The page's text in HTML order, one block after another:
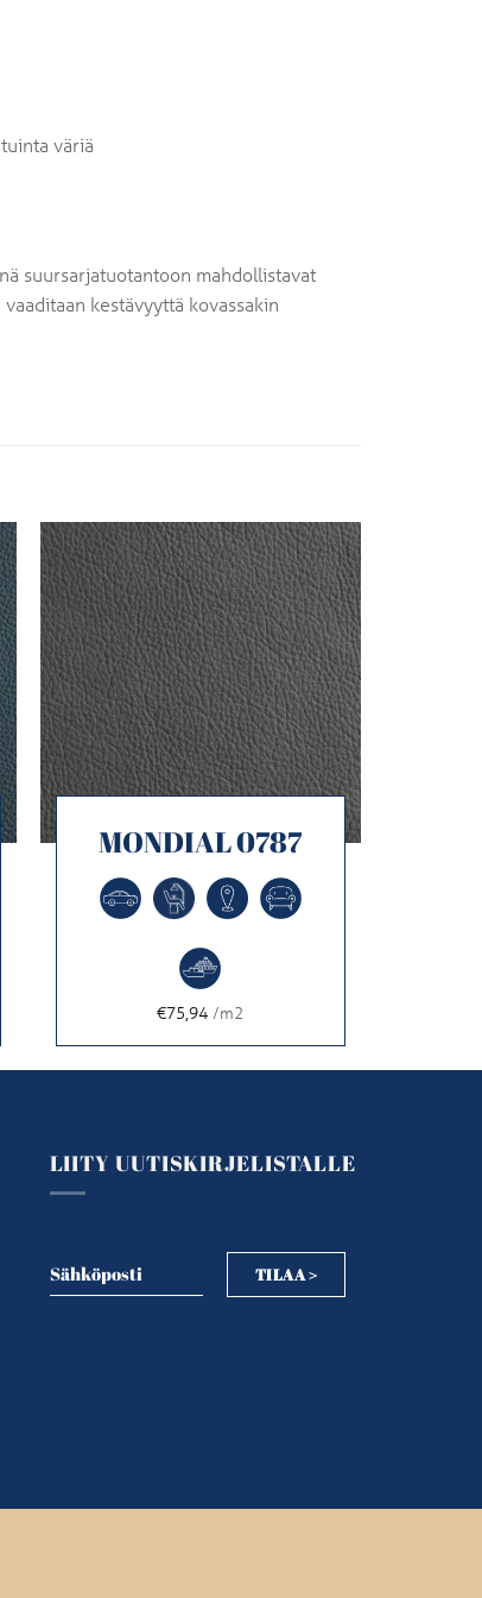
väriä
suursarjatuotantoon mahdollistavat
kestävyyttä kovassakin
MONDIAL 0787
€75,94 /m2
LIITY UUTISKIRJELISTALLE
Sähköposti
Sähköposti TILAA >